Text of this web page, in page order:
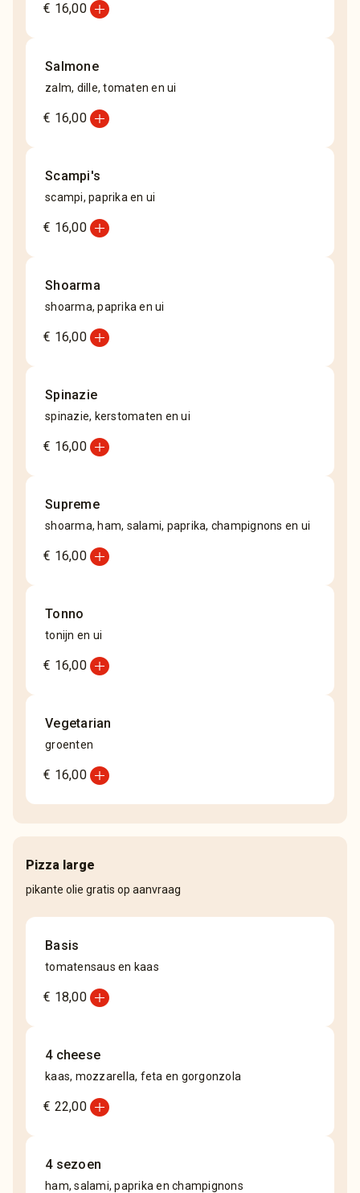
€ 16,00add_circle
Salmone
zalm, dille, tomaten en ui
€ 16,00add_circle
Scampi's
scampi, paprika en ui
€ 16,00add_circle
Shoarma
shoarma, paprika en ui
€ 16,00add_circle
Spinazie
spinazie, kerstomaten en ui
€ 16,00add_circle
Supreme
shoarma, ham, salami, paprika, champignons en ui
€ 16,00add_circle
Tonno
tonijn en ui
€ 16,00add_circle
Vegetarian
groenten
€ 16,00add_circle
Pizza large
pikante olie gratis op aanvraag
Basis
tomatensaus en kaas
€ 18,00add_circle
4 cheese
kaas, mozzarella, feta en gorgonzola
€ 22,00add_circle
4 sezoen
ham, salami, paprika en champignons